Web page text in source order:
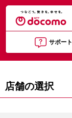
サポート
店舗の選択